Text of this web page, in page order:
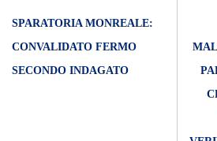
SPARATORIA MONREALE:
CONVALIDATO FERMO
SECONDO INDAGATO